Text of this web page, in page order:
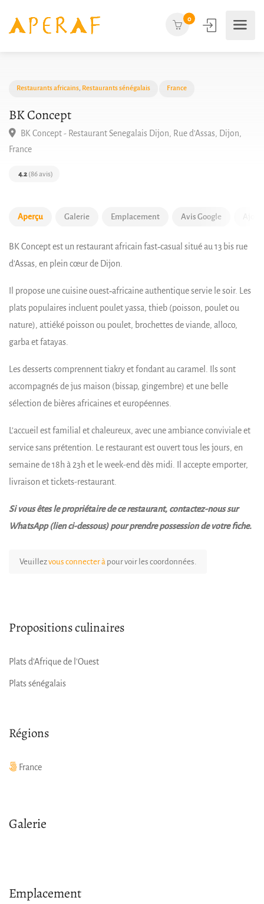
0
BK Concept
Aperçu Galerie Emplacement Avis Google
BK Concept est un restaurant africain fast‑casual situé au 13 bis rue
d’Assas, en plein cœur de Dijon.
Il propose une cuisine ouest‑africaine authentique servie le soir. Les
plats populaires incluent poulet yassa, thieb (poisson, poulet ou
nature), attiéké poisson ou poulet, brochettes de viande, alloco,
garba et fatayas.
Les desserts comprennent tiakry et fondant au caramel. Ils sont
accompagnés de jus maison (bissap, gingembre) et une belle
sélection de bières africaines et européennes.
L’accueil est familial et chaleureux, avec une ambiance conviviale et
service sans prétention. Le restaurant est ouvert tous les jours, en
semaine de 18h à 23h et le week-end dès midi. Il accepte emporter,
livraison et tickets-restaurant.
Si vous êtes le propriétaire de ce restaurant, contactez-nous sur
WhatsApp (lien ci-dessous) pour prendre possession de votre fiche.
Veuillezvous connecter à pour voir les coordonnées.
Propositions culinaires
Plats d'Afrique de l'Ouest
Plats sénégalais
Régions
France
Galerie
Emplacement